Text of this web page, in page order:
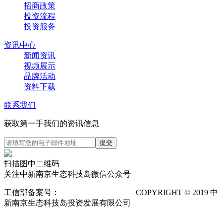
招商政策
投资流程
投资服务
资讯中心
新闻资讯
视频展示
品牌活动
资料下载
联系我们
获取第一手我们的资讯信息
扫描图中二维码
关注中新南京生态科技岛微信公众号
工信部备案号：
COPYRIGHT © 2019 中
新南京生态科技岛投资发展有限公司